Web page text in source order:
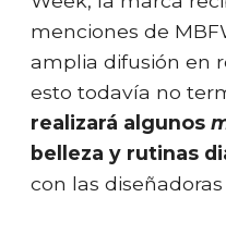
menciones de
amplia difusión en
esto todavía no
realizará algunos
belleza y rutinas
con las diseñadoras